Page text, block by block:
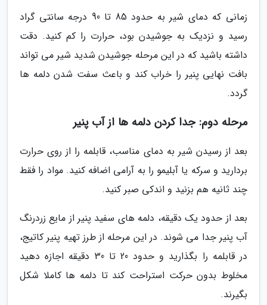
زمانی که دمای شیر به حدود 85 تا 90 درجه سانتی گراد
رسید و نزدیک به جوشیدن بود، حرارت را کم کنید. دقت
داشته باشید که در این مرحله جوشیدن شدید شیر می تواند
بافت نهایی پنیر را خراب کند و باعث سفت شدن دلمه ها
گردد.
مرحله دوم: جدا کردن دلمه ها از آب پنیر
بعد از رسیدن شیر به دمای مناسب، قابلمه را از روی حرارت
بردارید و سرکه یا آبلیمو را به آرامی اضافه کنید. مواد را فقط
چند ثانیه هم بزنید و اندکی صبر کنید.
بعد از حدود یک دقیقه، دلمه های سفید پنیر از مایع زردرنگ
آب پنیر جدا می شوند. در این مرحله از طرز تهیه پنیر کاتیج،
در قابلمه را بگذارید و حدود 20 تا 30 دقیقه اجازه دهید
مخلوط بدون حرکت استراحت کند تا دلمه ها کاملا شکل
بگیرند.